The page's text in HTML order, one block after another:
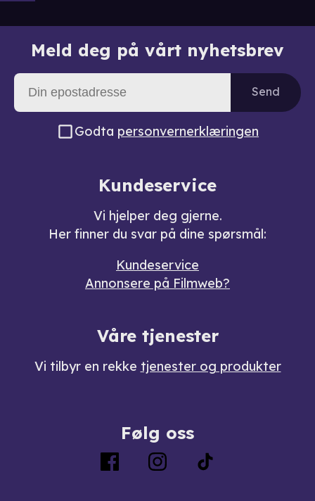
Meld deg på vårt nyhetsbrev
Send
Godta personvernerklæringen
Kundeservice
Vi hjelper deg gjerne.
Her finner du svar på dine spørsmål:
Kundeservice
Annonsere på Filmweb?
Våre tjenester
Vi tilbyr en rekke tjenester og produkter
Følg oss